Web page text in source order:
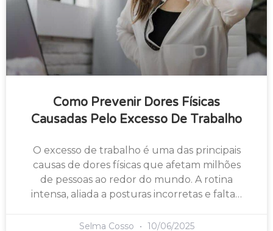
Como Prevenir Dores Físicas
Causadas Pelo Excesso De Trabalho
O excesso de trabalho é uma das principais
causas de dores físicas que afetam milhões
de pessoas ao redor do mundo. A rotina
intensa, aliada a posturas incorretas e falta…
Selma Cosso 10/06/2025